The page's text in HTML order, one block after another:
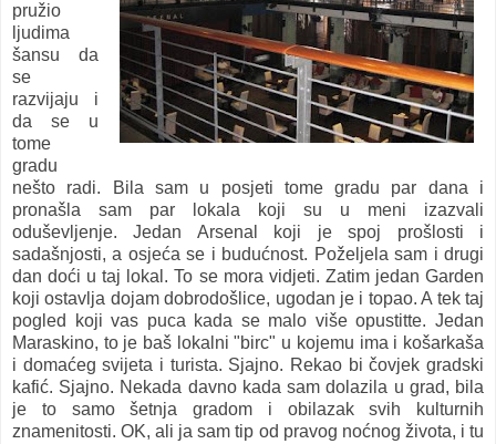
pružio
ljudima
šansu da
se
razvijaju i
da se u
tome
gradu
nešto radi. Bila sam u posjeti tome gradu par dana i
pronašla sam par lokala koji su u meni izazvali
oduševljenje. Jedan Arsenal koji je spoj prošlosti i
sadašnjosti, a osjeća se i budućnost. Poželjela sam i drugi
dan doći u taj lokal. To se mora vidjeti. Zatim jedan Garden
koji ostavlja dojam dobrodošlice, ugodan je i topao. A tek taj
pogled koji vas puca kada se malo više opustitte. Jedan
Maraskino, to je baš lokalni "birc" u kojemu ima i košarkaša
i domaćeg svijeta i turista. Sjajno. Rekao bi čovjek gradski
kafić. Sjajno. Nekada davno kada sam dolazila u grad, bila
je to samo šetnja gradom i obilazak svih kulturnih
znamenitosti. OK, ali ja sam tip od pravog noćnog života, i tu